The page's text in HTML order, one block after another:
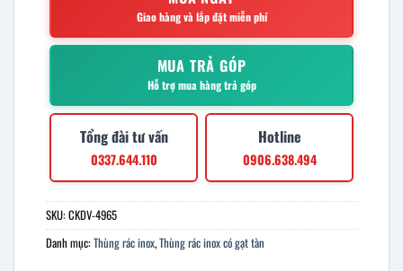
Giao hàng và lắp đặt miễn phí
MUA TRẢ GÓP
Hỗ trợ mua hàng trả góp
Tổng đài tư vấn
0337.644.110
Hotline
0906.638.494
SKU:CKDV-4965
Danh mục:Thùng rác inox,Thùng rác inox có gạt tàn